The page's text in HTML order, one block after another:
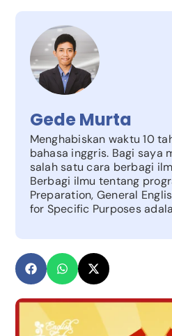
Gede Murta
Menghabiskan waktu 10
bahasa inggris. Bagi saya
salah satu cara berbagi
Berbagi ilmu tentang
Preparation, General
for Specific Purposes